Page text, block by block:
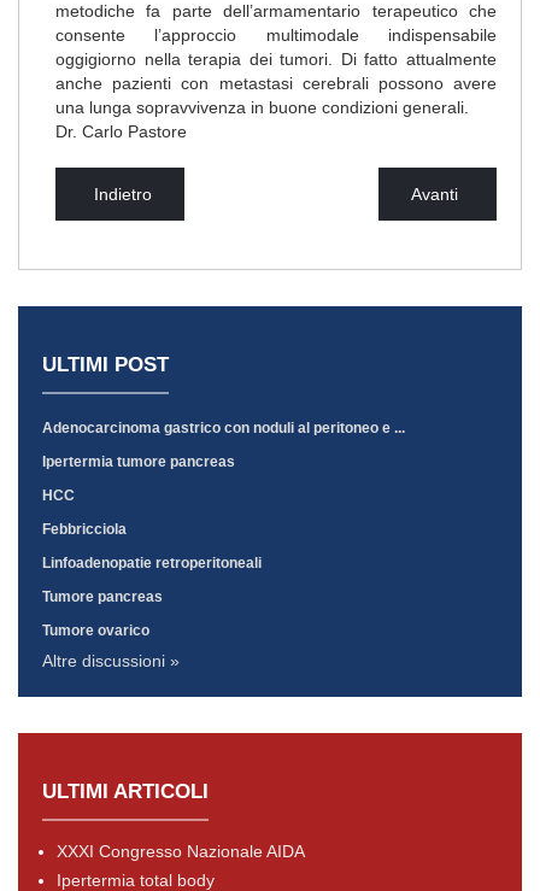
metodiche fa parte dell’armamentario terapeutico che
consente l’approccio multimodale indispensabile
oggigiorno nella terapia dei tumori. Di fatto attualmente
anche pazienti con metastasi cerebrali possono avere
una lunga sopravvivenza in buone condizioni generali.
Dr. Carlo Pastore
Indietro Avanti
ULTIMI POST
Adenocarcinoma gastrico con noduli al peritoneo e ...
Ipertermia tumore pancreas
HCC
Febbricciola
Linfoadenopatie retroperitoneali
Tumore pancreas
Tumore ovarico
Altre discussioni »
ULTIMI ARTICOLI
XXXI Congresso Nazionale AIDA
Ipertermia total body